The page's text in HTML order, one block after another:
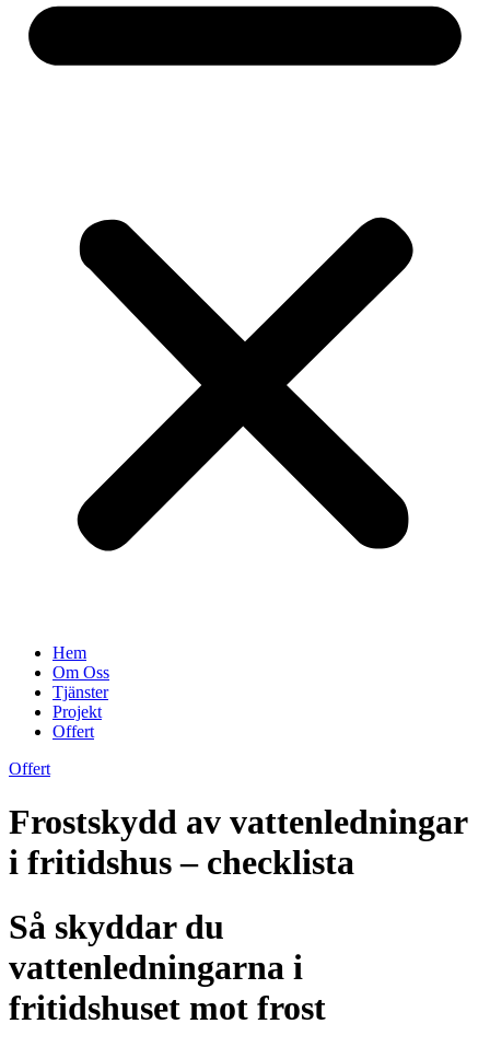
Hem
Om Oss
Tjänster
Projekt
Offert
Offert
Frostskydd av vattenledningar
i fritidshus – checklista
Så skyddar du
vattenledningarna i
fritidshuset mot frost